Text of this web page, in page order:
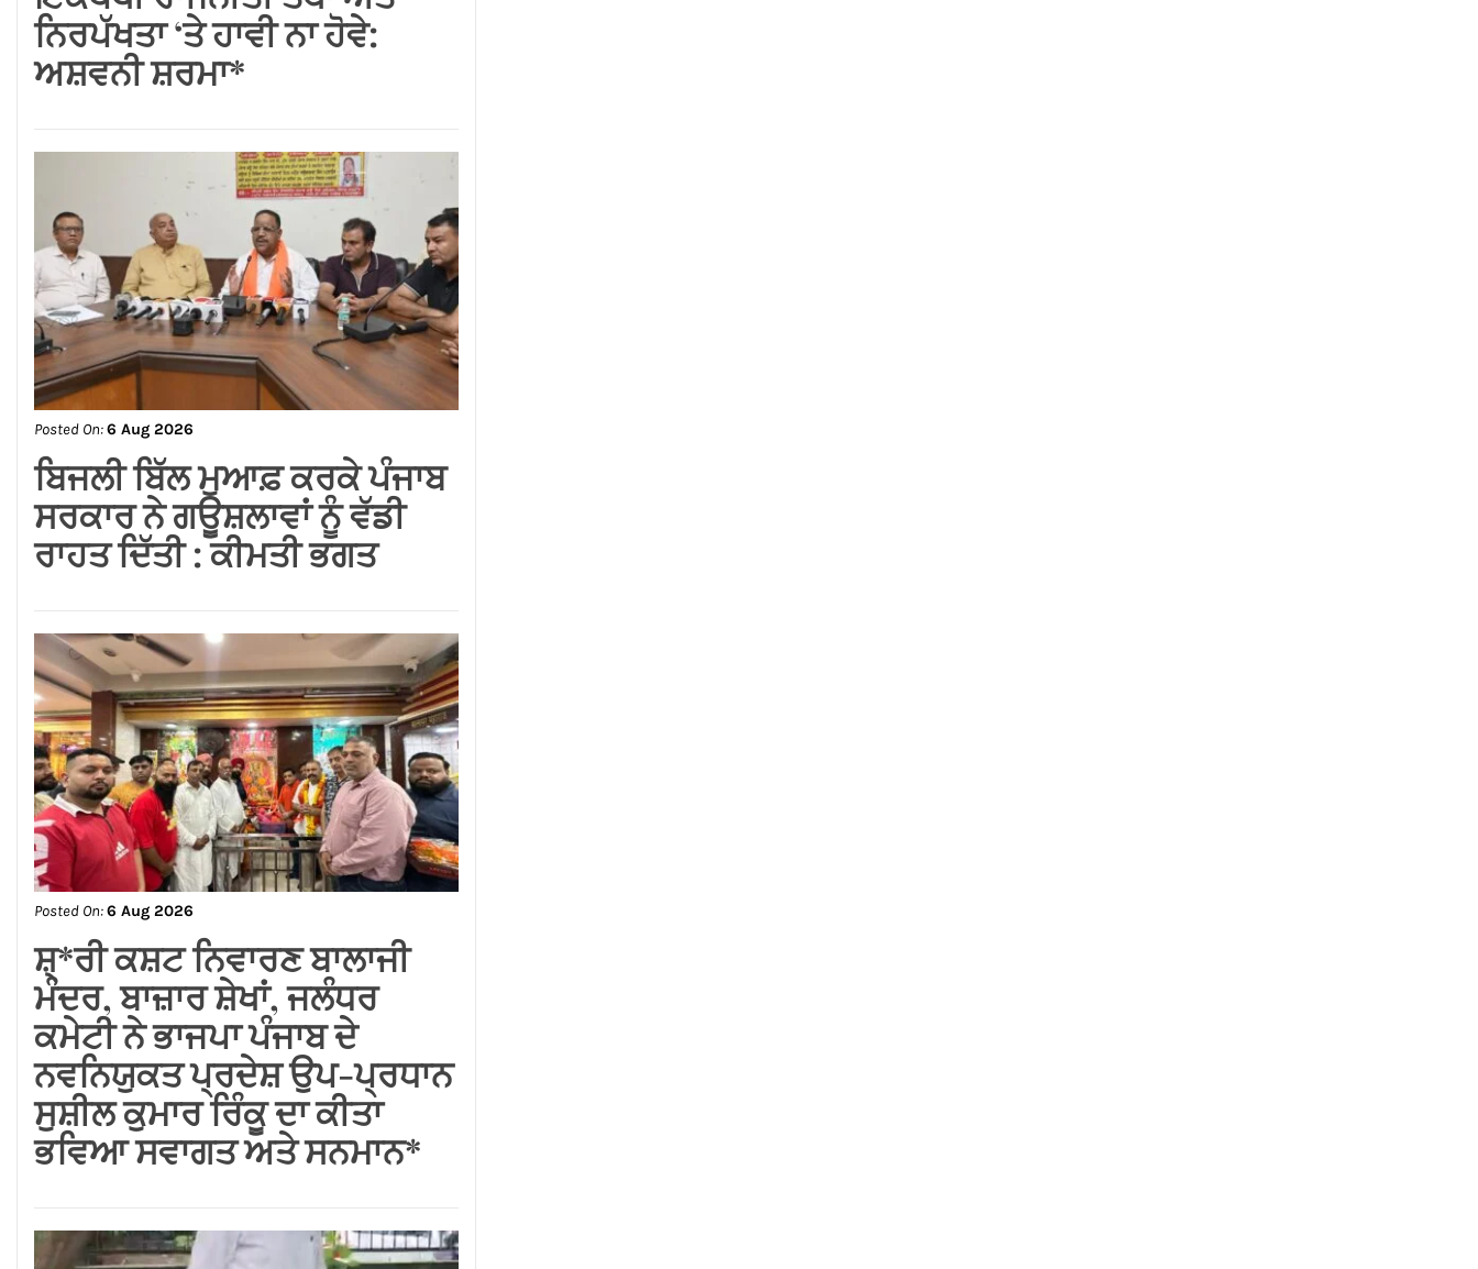
लम्बा पिंड चौक से जंडू सिंघा रोड के
बदहाल हालातों को लेकर भाजपा का
रोष प्रदर्शन
ਸਪੀਕਰ ਇਹ ਯਕੀਨੀ ਬਣਾਉਣ ਕਿ
ਇਕਪੱਖੀ ਰਾਜਨੀਤੀ ਤੱਥਾਂ ਅਤੇ
ਨਿਰਪੱਖਤਾ ‘ਤੇ ਹਾਵੀ ਨਾ ਹੋਵੇ:
ਅਸ਼ਵਨੀ ਸ਼ਰਮਾ*
Posted On:6 Aug 2026
ਬਿਜਲੀ ਬਿੱਲ ਮੁਆਫ਼ ਕਰਕੇ ਪੰਜਾਬ
ਰਾਹਤ ਦਿੱਤੀ : ਕੀਮਤੀ ਭਗਤ